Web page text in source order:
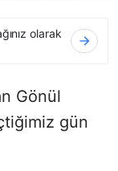
olarak
Gönül
gün